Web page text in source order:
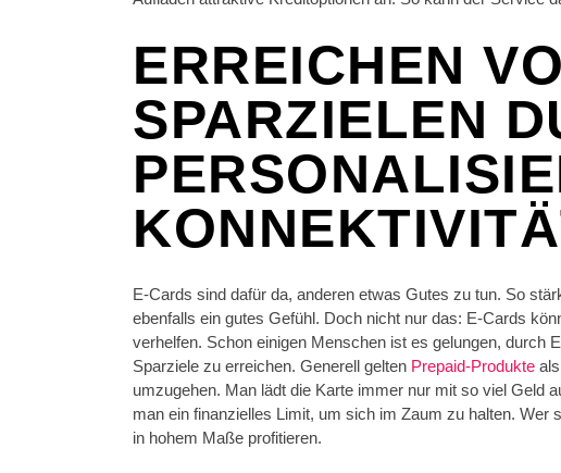
ERREICHEN
SPARZIELEN
E-Cards sind dafür da, anderen etwas Gutes zu tun. So
ebenfalls ein gutes Gefühl. Doch nicht nur das: E-Cards
verhelfen. Schon einigen Menschen ist es gelungen, durch
Sparziele zu erreichen. Generell gelten Prepaid-Produkte
umzugehen. Man lädt die Karte immer nur mit so viel Geld
man ein finanzielles Limit, um sich im Zaum zu halten. Wer
in hohem Maße profitieren.